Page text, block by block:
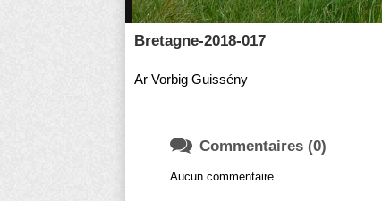
Bretagne-2018-017
Ar Vorbig Guissény
 Commentaires (0)
Aucun commentaire.